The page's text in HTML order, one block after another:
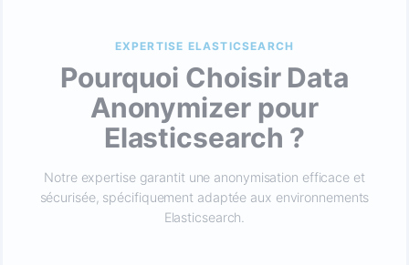
EXPERTISE ELASTICSEARCH
Pourquoi Choisir Data
Anonymizer pour
Elasticsearch ?
Notre expertise garantit une anonymisation efficace et
sécurisée, spécifiquement adaptée aux environnements
Elasticsearch.